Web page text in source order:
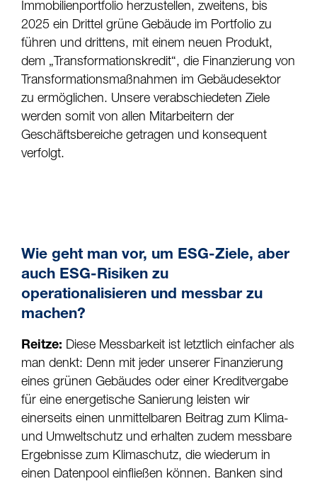
Immobilienportfolio herzustellen, zweitens, bis
2025 ein Drittel grüne Gebäude im Portfolio zu
führen und drittens, mit einem neuen Produkt,
dem „Transformationskredit“, die Finanzierung von
Transformationsmaßnahmen im Gebäudesektor
zu ermöglichen. Unsere verabschiedeten Ziele
werden somit von allen Mitarbeitern der
Geschäftsbereiche getragen und konsequent
verfolgt.
Wie geht man vor, um ESG-Ziele, aber
auch ESG-Risiken zu
operationalisieren und messbar zu
machen?
Reitze: Diese Messbarkeit ist letztlich einfacher als
man denkt: Denn mit jeder unserer Finanzierung
eines grünen Gebäudes oder einer Kreditvergabe
für eine energetische Sanierung leisten wir
einerseits einen unmittelbaren Beitrag zum Klima-
und Umweltschutz und erhalten zudem messbare
Ergebnisse zum Klimaschutz, die wiederum in
einen Datenpool einfließen können. Banken sind